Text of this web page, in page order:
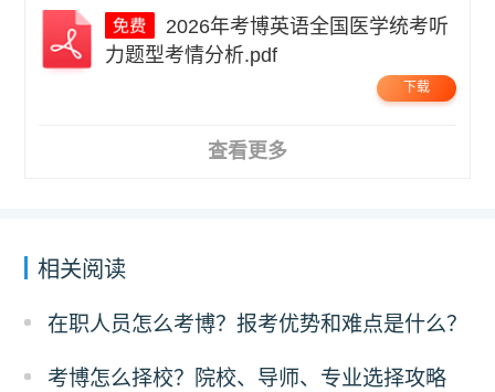
力题型考情分析.pdf
下载
查看更多
相关阅读
在职人员怎么考博？报考优势和难点是什么？
考博怎么择校？院校、导师、专业选择攻略